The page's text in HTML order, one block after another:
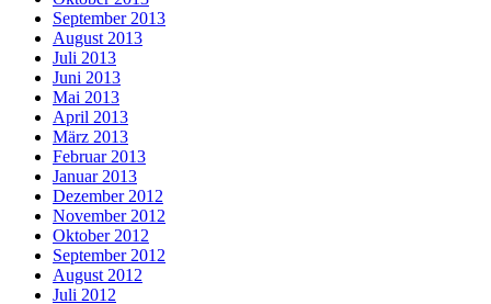
September 2013
August 2013
Juli 2013
Juni 2013
Mai 2013
April 2013
März 2013
Februar 2013
Januar 2013
Dezember 2012
November 2012
Oktober 2012
September 2012
August 2012
Juli 2012